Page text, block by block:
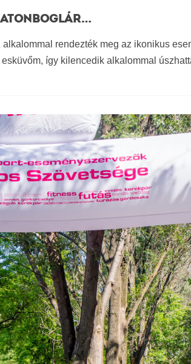
rendezték meg az ikonikus
így kilencedik alkalommal